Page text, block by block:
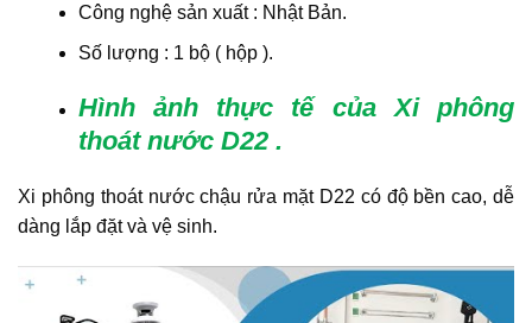
Công nghệ sản xuất : Nhật Bản.
Số lượng : 1 bộ ( hộp ).
Hình ảnh thực tế của Xi phông
thoát nước D22 .
Xi phông thoát nước chậu rửa mặt D22 có độ bền cao, dễ
dàng lắp đặt và vệ sinh.